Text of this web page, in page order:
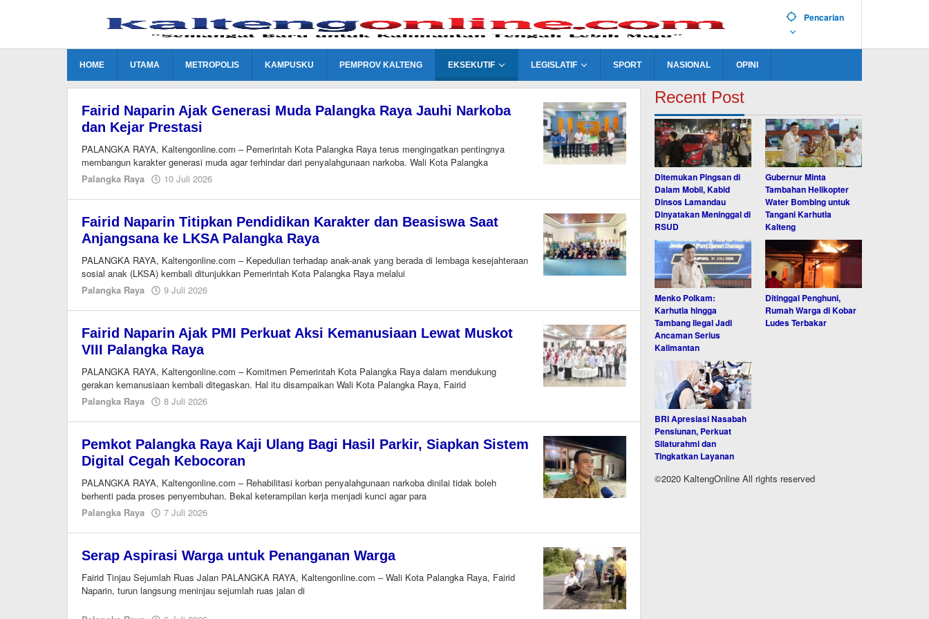
Pencarian
HOME UTAMA METROPOLIS KAMPUSKU PEMPROV KALTENG EKSEKUTIF LEGISLATIF SPORT NASIONAL OPINI
Fairid Naparin Ajak Generasi Muda Palangka Raya Jauhi Narkoba
dan Kejar Prestasi
PALANGKA RAYA, Kaltengonline.com – Pemerintah Kota Palangka Raya terus mengingatkan pentingnya
membangun karakter generasi muda agar terhindar dari penyalahgunaan narkoba. Wali Kota Palangka
Palangka Raya
10 Juli 2026
Fairid Naparin Titipkan Pendidikan Karakter dan Beasiswa Saat
Anjangsana ke LKSA Palangka Raya
PALANGKA RAYA, Kaltengonline.com – Kepedulian terhadap anak-anak yang berada di lembaga kesejahteraan
sosial anak (LKSA) kembali ditunjukkan Pemerintah Kota Palangka Raya melalui
Palangka Raya
9 Juli 2026
Fairid Naparin Ajak PMI Perkuat Aksi Kemanusiaan Lewat Muskot
VIII Palangka Raya
PALANGKA RAYA, Kaltengonline.com – Komitmen Pemerintah Kota Palangka Raya dalam mendukung
gerakan kemanusiaan kembali ditegaskan. Hal itu disampaikan Wali Kota Palangka Raya, Fairid
Palangka Raya
8 Juli 2026
Pemkot Palangka Raya Kaji Ulang Bagi Hasil Parkir, Siapkan Sistem
Digital Cegah Kebocoran
PALANGKA RAYA, Kaltengonline.com – Rehabilitasi korban penyalahgunaan narkoba dinilai tidak boleh
berhenti pada proses penyembuhan. Bekal keterampilan kerja menjadi kunci agar para
Palangka Raya
7 Juli 2026
Serap Aspirasi Warga untuk Penanganan Warga
Fairid Tinjau Sejumlah Ruas Jalan PALANGKA RAYA, Kaltengonline.com – Wali Kota Palangka Raya, Fairid
Naparin, turun langsung meninjau sejumlah ruas jalan di
Recent Post
Ditemukan Pingsan di
Dalam Mobil, Kabid
Dinsos Lamandau
Dinyatakan Meninggal di
RSUD
Gubernur Minta
Tambahan Helikopter
Water Bombing untuk
Tangani Karhutla
Kalteng
Menko Polkam:
Karhutla hingga
Tambang Ilegal Jadi
Ancaman Serius
Kalimantan
Ditinggal Penghuni,
Rumah Warga di Kobar
Ludes Terbakar
BRI Apresiasi Nasabah
Pensiunan, Perkuat
Silaturahmi dan
Tingkatkan Layanan
©2020 KaltengOnline All rights reserved